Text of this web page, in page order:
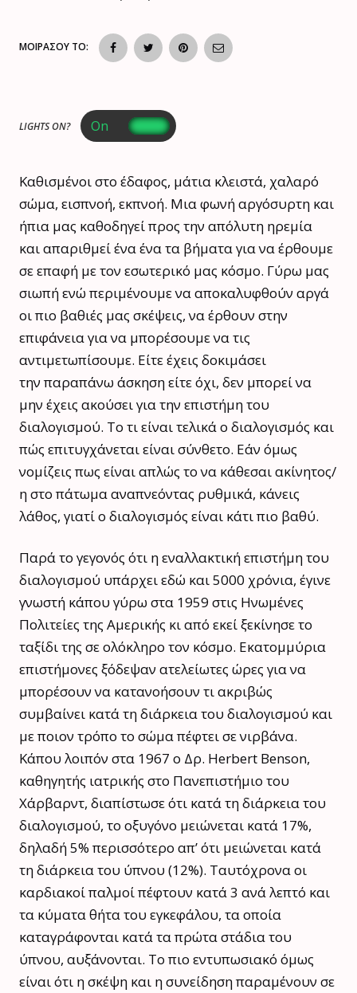
ΜΟΙΡΑΣΟΥ ΤΟ:
LIGHTS ON?
Καθισμένοι στο έδαφος, μάτια κλειστά, χαλαρό
σώμα, εισπνοή, εκπνοή. Μια φωνή αργόσυρτη και
ήπια μας καθοδηγεί προς την απόλυτη ηρεμία
και απαριθμεί ένα ένα τα βήματα για να έρθουμε
σε επαφή με τον εσωτερικό μας κόσμο. Γύρω μας
σιωπή ενώ περιμένουμε να αποκαλυφθούν αργά
οι πιο βαθιές μας σκέψεις, να έρθουν στην
επιφάνεια για να μπορέσουμε να τις
αντιμετωπίσουμε. Είτε έχεις δοκιμάσει
την παραπάνω άσκηση είτε όχι, δεν μπορεί να
μην έχεις ακούσει για την επιστήμη του
διαλογισμού. Το τι είναι τελικά ο διαλογισμός και
πώς επιτυγχάνεται είναι σύνθετο. Εάν όμως
νομίζεις πως είναι απλώς το να κάθεσαι ακίνητος/
η στο πάτωμα αναπνεόντας ρυθμικά, κάνεις
λάθος, γιατί ο διαλογισμός είναι κάτι πιο βαθύ.
Παρά το γεγονός ότι η εναλλακτική επιστήμη του
διαλογισμού υπάρχει εδώ και 5000 χρόνια, έγινε
γνωστή κάπου γύρω στα 1959 στις Ηνωμένες
Πολιτείες της Αμερικής κι από εκεί ξεκίνησε το
ταξίδι της σε ολόκληρο τον κόσμο. Εκατομμύρια
επιστήμονες ξόδεψαν ατελείωτες ώρες για να
μπορέσουν να κατανοήσουν τι ακριβώς
συμβαίνει κατά τη διάρκεια του διαλογισμού και
με ποιον τρόπο το σώμα πέφτει σε νιρβάνα.
Κάπου λοιπόν στα 1967 ο Δρ. Herbert Benson,
καθηγητής ιατρικής στο Πανεπιστήμιο του
Χάρβαρντ, διαπίστωσε ότι κατά τη διάρκεια του
διαλογισμού, το οξυγόνο μειώνεται κατά 17%,
δηλαδή 5% περισσότερο απ’ ότι μειώνεται κατά
τη διάρκεια του ύπνου (12%). Ταυτόχρονα οι
καρδιακοί παλμοί πέφτουν κατά 3 ανά λεπτό και
τα κύματα θήτα του εγκεφάλου, τα οποία
καταγράφονται κατά τα πρώτα στάδια του
ύπνου, αυξάνονται. Το πιο εντυπωσιακό όμως
είναι ότι η σκέψη και η συνείδηση παραμένουν σε